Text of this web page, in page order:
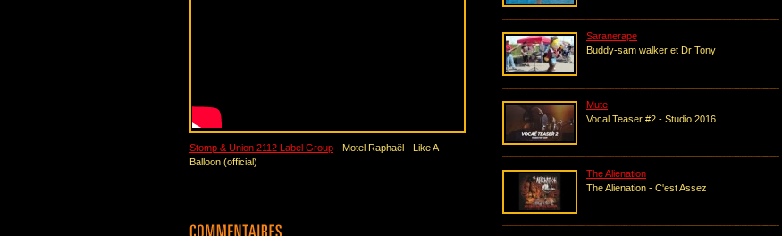
Stomp & Union 2112 Label Group - Motel Raphaël - Like A
Balloon (official)
Saranerape
Buddy-sam walker et Dr Tony
Mute
Vocal Teaser #2 - Studio 2016
The Alienation
The Alienation - C'est Assez